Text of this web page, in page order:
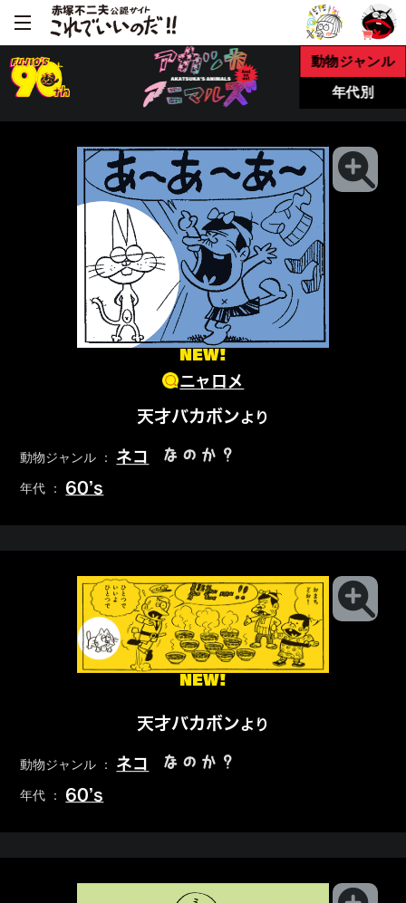
動物ジャンル
年代別
NEW!
ニャロメ
天才バカボンより
動物ジャンル ： ネコ なのか？
年代 ： 60’s
NEW!
天才バカボンより
動物ジャンル ： ネコ なのか？
年代 ： 60’s